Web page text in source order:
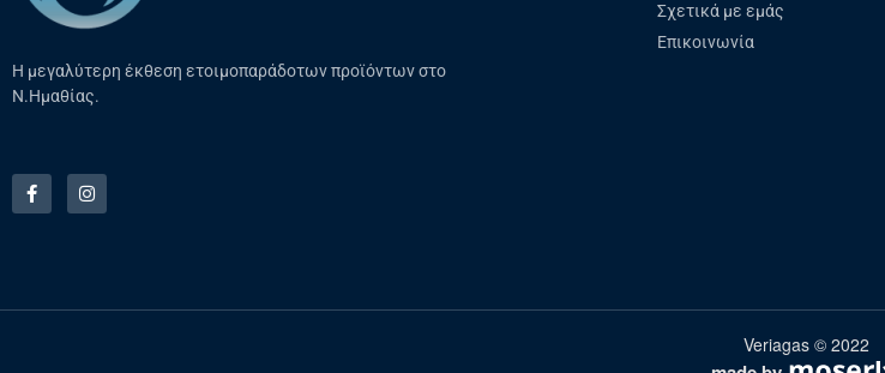
Η μεγαλύτερη έκθεση ετοιμοπαράδοτων προϊόντων στο
Ν.Ημαθίας.
Σχετικά με εμάς
Επικοινωνία
Veriagas © 2022